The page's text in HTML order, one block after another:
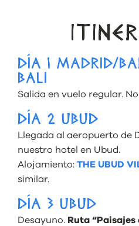
DÍA 1 MADRID/
BALI
Salida en vuelo regular.
DÍA 2 UBUD
Llegada al aeropuerto de
nuestro hotel en Ubud.
Alojamiento: THE UBUD
similar.
DÍA 3 UBUD
Desayuno. Ruta “Paisajes